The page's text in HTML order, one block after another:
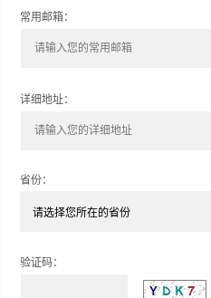
常用邮箱：
详细地址：
省份：
验证码：